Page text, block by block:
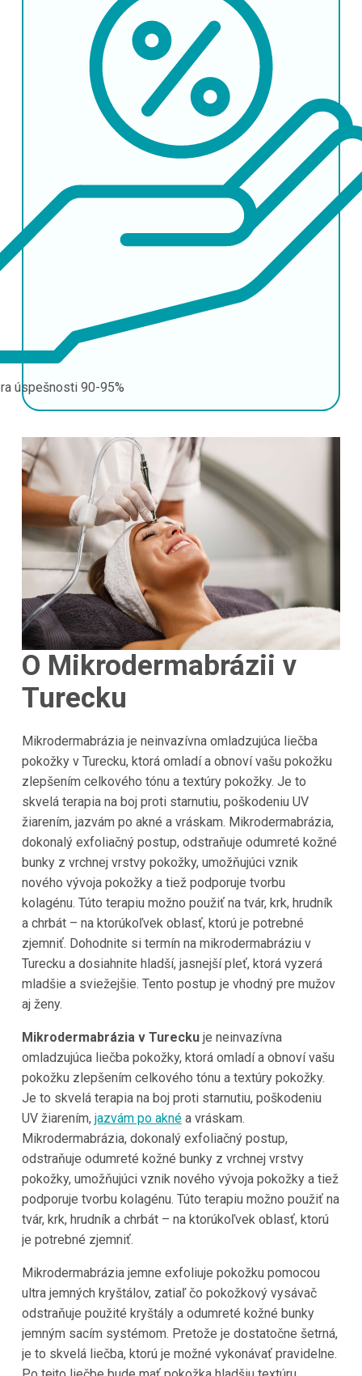
úspešnosti 90-95%
O Mikrodermabrázii v
Turecku
Mikrodermabrázia je neinvazívna omladzujúca liečba
pokožky v Turecku, ktorá omladí a obnoví vašu pokožku
zlepšením celkového tónu a textúry pokožky. Je to
skvelá terapia na boj proti starnutiu, poškodeniu UV
žiarením, jazvám po akné a vráskam. Mikrodermabrázia,
dokonalý exfoliačný postup, odstraňuje odumreté kožné
bunky z vrchnej vrstvy pokožky, umožňujúci vznik
nového vývoja pokožky a tiež podporuje tvorbu
kolagénu. Túto terapiu možno použiť na tvár, krk, hrudník
a chrbát – na ktorúkoľvek oblasť, ktorú je potrebné
zjemniť. Dohodnite si termín na mikrodermabráziu v
Turecku a dosiahnite hladší, jasnejší pleť, ktorá vyzerá
mladšie a sviežejšie. Tento postup je vhodný pre mužov
aj ženy.
Mikrodermabrázia v Tureckuje neinvazívna
omladzujúca liečba pokožky, ktorá omladí a obnoví vašu
pokožku zlepšením celkového tónu a textúry pokožky.
Je to skvelá terapia na boj proti starnutiu, poškodeniu
UV žiarením, jazvám po aknéa vráskam.
Mikrodermabrázia, dokonalý exfoliačný postup,
odstraňuje odumreté kožné bunky z vrchnej vrstvy
pokožky, umožňujúci vznik nového vývoja pokožky a tiež
podporuje tvorbu kolagénu. Túto terapiu možno použiť na
tvár, krk, hrudník a chrbát – na ktorúkoľvek oblasť, ktorú
je potrebné zjemniť.
Mikrodermabrázia jemne exfoliuje pokožku pomocou
ultra jemných kryštálov, zatiaľ čo pokožkový vysávač
odstraňuje použité kryštály a odumreté kožné bunky
jemným sacím systémom. Pretože je dostatočne šetrná,
je to skvelá liečba, ktorú je možné vykonávať pravidelne.